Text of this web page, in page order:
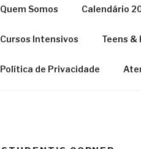
Quem Somos Calendário
Cursos Intensivos Teens &
Política de Privacidade